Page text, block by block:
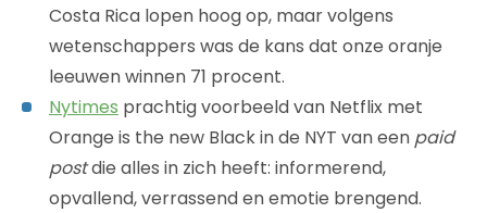
Costa Rica lopen hoog op, maar volgens
wetenschappers was de kans dat onze oranje
leeuwen winnen 71 procent.
Nytimes prachtig voorbeeld van Netflix met
Orange is the new Black in de NYT van een paid
postdie alles in zich heeft: informerend,
opvallend, verrassend en emotie brengend.